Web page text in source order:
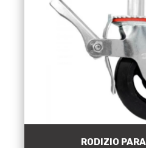
RODIZIO